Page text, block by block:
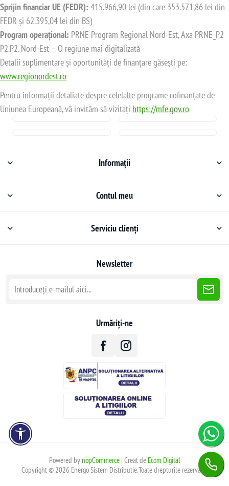
Sprijin financiar UE (FEDR): 415.966,90 lei (din care 353.571,86 lei din
FEDR și 62.395,04 lei din BS)
Program operațional: PRNE Program Regional Nord-Est, Axa PRNE_P2
P2.P2. Nord-Est – O regiune mai digitalizată
Detalii suplimentare și oportunități de finanțare găsești pe:
www.regionordest.ro
Pentru informații detaliate despre celelalte programe cofinanțate de
Uniunea Europeană, vă invităm să vizitați https://mfe.gov.ro
Informații
Contul meu
Serviciu clienți
Newsletter
Urmăriți-ne
Powered bynopCommerce| Creat de Ecom Digital
Copyright © 2026 Energo Sistem Distributie.Toate drepturile rezervate.